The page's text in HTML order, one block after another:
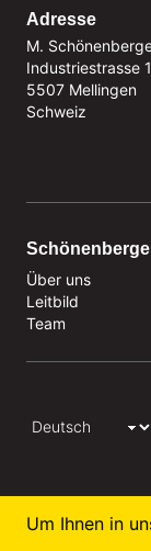
Adresse
M.
Industriestrasse
5507 Mellingen
Schweiz
Über uns
Leitbild
Team
© 2026 M.
Um Ihnen in